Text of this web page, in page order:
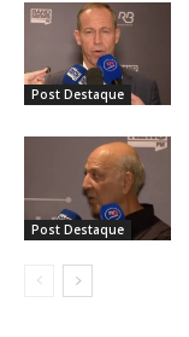
Post Destaque
Post Destaque